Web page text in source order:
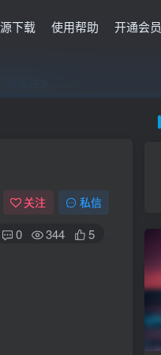
下载 使用帮助 开通会员
！点击进入……
关注 私信
0 344 5